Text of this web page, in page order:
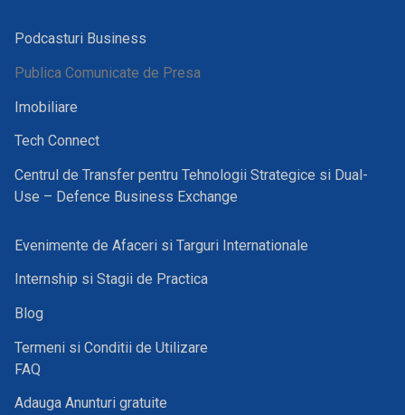
Podcasturi Business
Publica Comunicate de Presa
Imobiliare
Tech Connect
Centrul de Transfer pentru Tehnologii Strategice si Dual-
Use – Defence Business Exchange
Evenimente de Afaceri si Targuri Internationale
Internship si Stagii de Practica
Blog
Termeni si Conditii de Utilizare
FAQ
Adauga Anunturi gratuite